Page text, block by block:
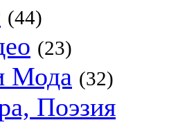
(44)
(23)
Мода (32)
Поэзия